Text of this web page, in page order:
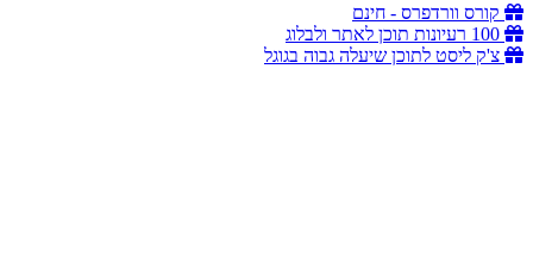
קורס וורדפרס - חינם
100 רעיונות תוכן לאתר ולבלוג
צ'ק ליסט לתוכן שיעלה גבוה בגוגל